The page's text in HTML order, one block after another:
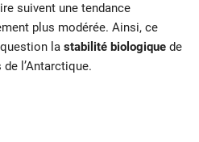
suivent une tendance
plus modérée. Ainsi, ce
la stabilité biologique de
l’Antarctique.